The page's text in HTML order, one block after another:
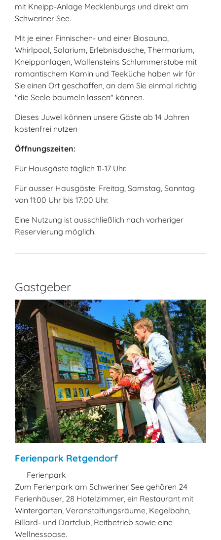
mit Kneipp-Anlage Mecklenburgs und direkt am
Schweriner See.
Mit je einer Finnischen- und einer Biosauna,
Whirlpool, Solarium, Erlebnisdusche, Thermarium,
Kneippanlagen, Wallensteins Schlummerstube mit
romantischem Kamin und Teeküche haben wir für
Sie einen Ort geschaffen, an dem Sie einmal richtig
"die Seele baumeln lassen" können.
Dieses Juwel können unsere Gäste ab 14 Jahren
kostenfrei nutzen
Öffnungszeiten:
Für Hausgäste täglich 11-17 Uhr.
Für ausser Hausgäste: Freitag, Samstag, Sonntag
von 11:00 Uhr bis 17:00 Uhr.
Eine Nutzung ist ausschließlich nach vorheriger
Reservierung möglich.
Gastgeber
Ferienpark Retgendorf
Ferienpark
Zum Ferienpark am Schweriner See gehören 24
Ferienhäuser, 28 Hotelzimmer, ein Restaurant mit
Wintergarten, Veranstaltungsräume, Kegelbahn,
Billard- und Dartclub, Reitbetrieb sowie eine
Wellnessoase.